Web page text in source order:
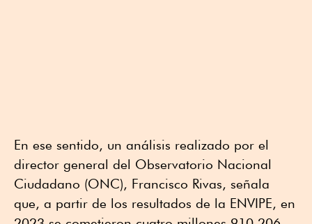
En ese sentido, un análisis realizado por el
director general del Observatorio Nacional
Ciudadano (ONC), Francisco Rivas, señala
que, a partir de los resultados de la ENVIPE, en